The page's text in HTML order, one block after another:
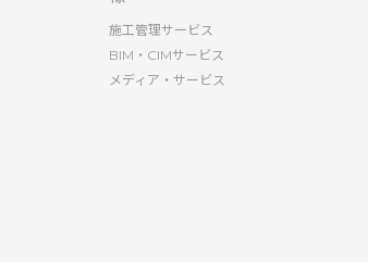
施工管理サービス
BIM・CIMサービス
メディア・サービス